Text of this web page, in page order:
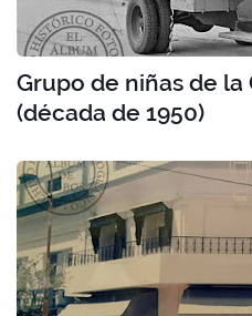
Grupo de niñas de la
(década de 1950)